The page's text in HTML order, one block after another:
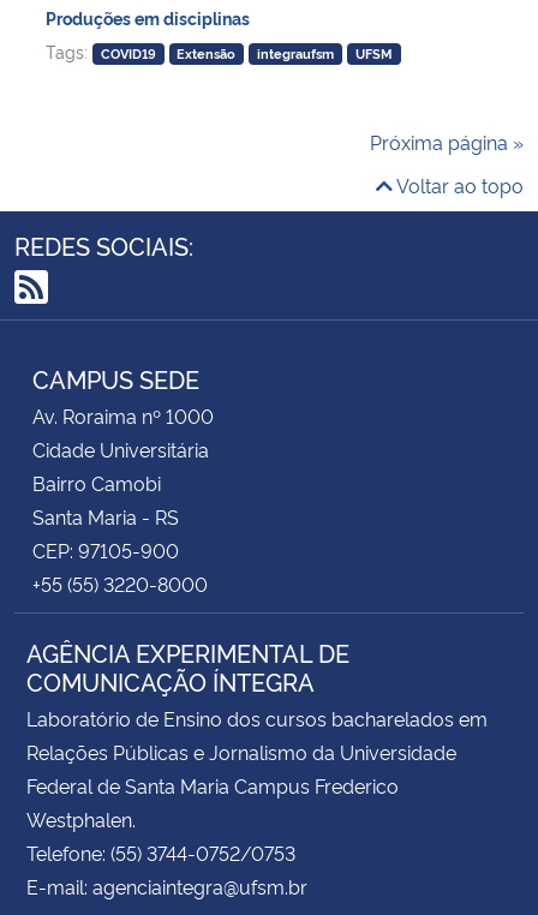
Produções em disciplinas
Tags:
COVID19 Extensão integraufsm UFSM
Próxima página »
Voltar ao topo
REDES SOCIAIS:
RSS
CAMPUS SEDE
Av. Roraima nº 1000
Cidade Universitária
Bairro Camobi
Santa Maria - RS
CEP: 97105-900
+55 (55) 3220-8000
AGÊNCIA EXPERIMENTAL DE
COMUNICAÇÃO ÍNTEGRA
Laboratório de Ensino dos cursos bacharelados em
Relações Públicas e Jornalismo da Universidade
Federal de Santa Maria Campus Frederico
Westphalen.
Telefone: (55) 3744-0752/0753
E-mail: agenciaintegra@ufsm.br